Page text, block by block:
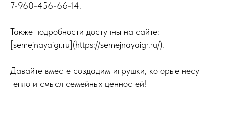
7-960-456-66-14.
Также подробности доступны на сайте:
[semejnayaigr.ru](https://semejnayaigr.ru/).
Давайте вместе создадим игрушки, которые несут
тепло и смысл семейных ценностей!